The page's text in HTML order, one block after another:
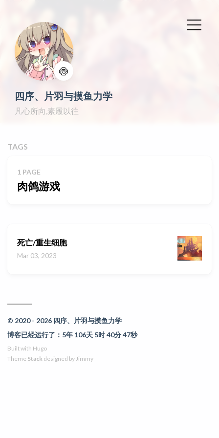
🍥
四序、片羽与摸鱼力学
凡心所向,素履以往
TAGS
1 PAGE
肉鸽游戏
死亡/重生细胞
Mar 03, 2023
© 2020 - 2026 四序、片羽与摸鱼力学
博客已经运行了：5年 106天 5时 40分 47秒
Built with Hugo
Theme Stack designed by Jimmy